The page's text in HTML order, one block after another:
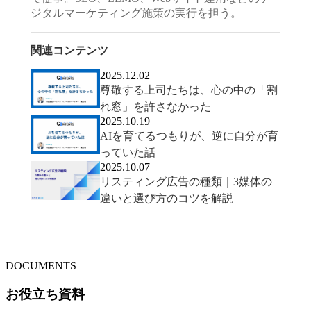
ジタルマーケティング施策の実行を担う。
関連コンテンツ
2025.12.02
尊敬する上司たちは、心の中の「割
れ窓」を許さなかった
2025.10.19
AIを育てるつもりが、逆に自分が育
っていた話
2025.10.07
リスティング広告の種類｜3媒体の
違いと選び方のコツを解説
DOCUMENTS
お役立ち資料